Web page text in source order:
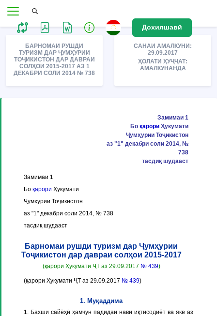
Дохилшавӣ
БАРНОМАИ РУШДИ
ТУРИЗМ ДАР ҶУМҲУРИИ
ТОҶИКИСТОН ДАР ДАВРАИ
СОЛҲОИ 2015-2017 АЗ 1
ДЕКАБРИ СОЛИ 2014 № 738
САНАИ АМАЛКУНИ:
29.09.2017
ҲОЛАТИ ҲУҶҶАТ:
АМАЛКУНАНДА
Замимаи 1
Бо қарори Ҳукумати
Ҷумҳурии Тоҷикистон
аз "1" декабри соли 2014, №
738
тасдиқ шудааст
Замимаи 1
Бо қарори Ҳукумати
Ҷумҳурии Тоҷикистон
аз "1" декабри соли 2014, № 738
тасдиқ шудааст
Барномаи рушди туризм дар Ҷумҳурии
Тоҷикистон дар давраи солҳои 2015-2017
(қарори Ҳукумати ҶТ аз 29.09.2017 № 439)
(қарори Ҳукумати ҶТ аз 29.09.2017 № 439)
1. Муқаддима
1. Бахши сайёҳӣ ҳамчун падидаи нави иқтисодиёт ва яке аз